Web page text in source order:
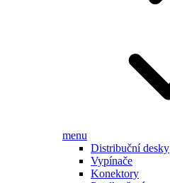
menu
Distribuční desky
Vypínače
Konektory